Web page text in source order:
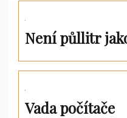
Není půllitr
Vada počítače